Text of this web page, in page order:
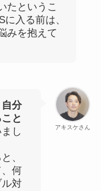
たというこ
に入る前は、
みを抱えて
アキスケさん
自分
と
し
、
何
対